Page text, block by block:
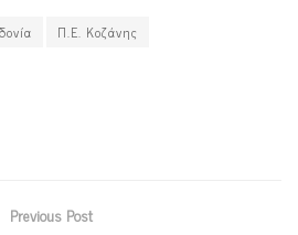
Π.Ε. Κοζάνης
Previous Post